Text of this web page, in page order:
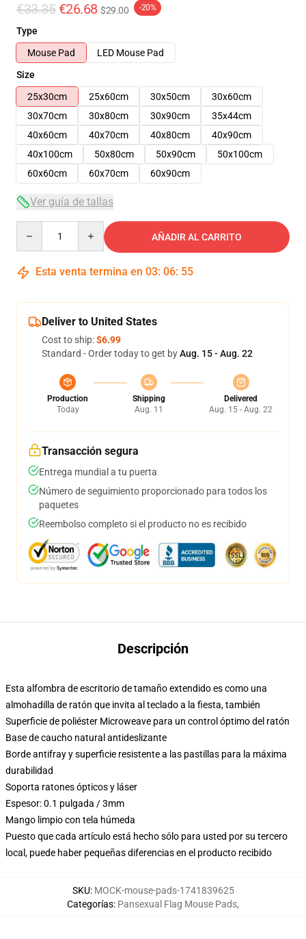
€33.35 €26.68 $29.00 -20%
Type
Mouse Pad
LED Mouse Pad
Size
25x30cm
25x60cm 30x50cm
30x60cm
30x70cm
30x80cm 30x90cm
35x44cm
40x60cm
40x70cm 40x80cm
40x90cm
40x100cm
50x80cm 50x90cm
50x100cm
60x60cm
60x70cm 60x90cm
Ver guía de tallas
AÑADIR AL CARRITO
Esta venta termina en 03: 06: 55
Deliver to United States
Cost to ship:$6.99
Standard - Order today to get byAug. 15 - Aug. 22
Production
Today
Shipping
Aug. 11
Delivered
Aug. 15 - Aug. 22
Transacción segura
Entrega mundial a tu puerta
Número de seguimiento proporcionado para todos los
paquetes
Reembolso completo si el producto no es recibido
Descripción
Esta alfombra de escritorio de tamaño extendido es como una
almohadilla de ratón que invita al teclado a la fiesta, también
Superficie de poliéster Microweave para un control óptimo del ratón
Base de caucho natural antideslizante
Borde antifray y superficie resistente a las pastillas para la máxima
durabilidad
Soporta ratones ópticos y láser
Espesor: 0.1 pulgada / 3mm
Mango limpio con tela húmeda
Puesto que cada artículo está hecho sólo para usted por su tercero
local, puede haber pequeñas diferencias en el producto recibido
SKU: MOCK-mouse-pads-1741839625
Categorías: Pansexual Flag Mouse Pads,